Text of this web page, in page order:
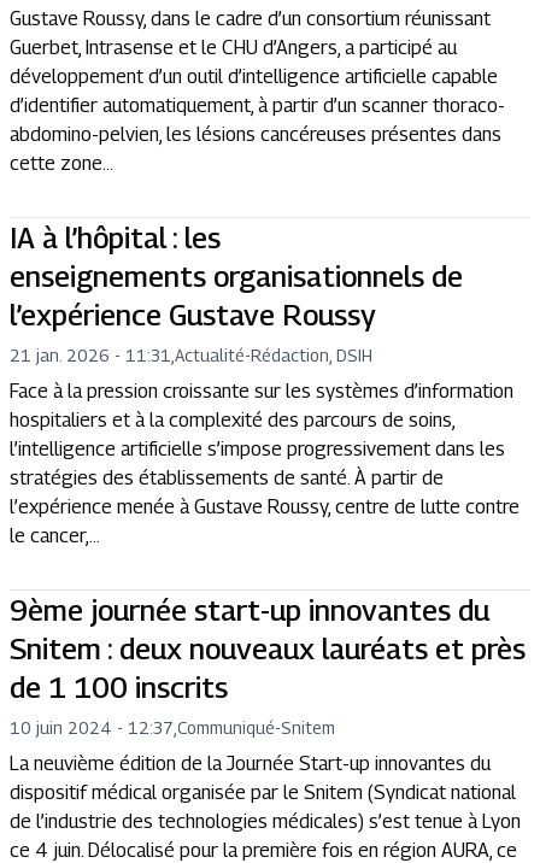
Gustave Roussy, dans le cadre d’un consortium réunissant
Guerbet, Intrasense et le CHU d’Angers, a participé au
développement d’un outil d’intelligence artificielle capable
d’identifier automatiquement, à partir d’un scanner thoraco-
abdomino-pelvien, les lésions cancéreuses présentes dans
cette zone...
IA à l’hôpital : les
enseignements organisationnels de
l’expérience Gustave Roussy
21 jan. 2026 - 11:31 Actualité-Rédaction, DSIH
Face à la pression croissante sur les systèmes d’information
hospitaliers et à la complexité des parcours de soins,
l’intelligence artificielle s’impose progressivement dans les
stratégies des établissements de santé. À partir de
l’expérience menée à Gustave Roussy, centre de lutte contre
le cancer,...
9ème journée start-up innovantes du
Snitem : deux nouveaux lauréats et près
de 1 100 inscrits
10 juin 2024 - 12:37 Communiqué-Snitem
La neuvième édition de la Journée Start-up innovantes du
dispositif médical organisée par le Snitem (Syndicat national
de l’industrie des technologies médicales) s’est tenue à Lyon
ce 4 juin. Délocalisé pour la première fois en région AURA, ce